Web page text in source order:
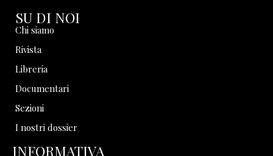
SU DI NOI
Chi siamo
Rivista
Libreria
Documentari
Sezioni
I nostri dossier
INFORMATIVA